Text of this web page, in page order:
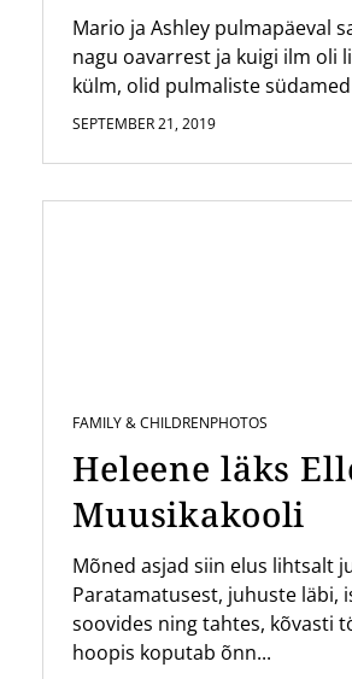
Mario ja Ashley pulmapäeval
nagu oavarrest ja kuigi ilm oli
külm, olid pulmaliste
SEPTEMBER 21, 2019
FAMILY & CHILDRENPHOTOS
Heleene läks
Muusikakooli
Mõned asjad siin elus lihtsalt
Paratamatusest, juhuste läbi,
soovides ning tahtes, kõvasti
hoopis koputab õnn...